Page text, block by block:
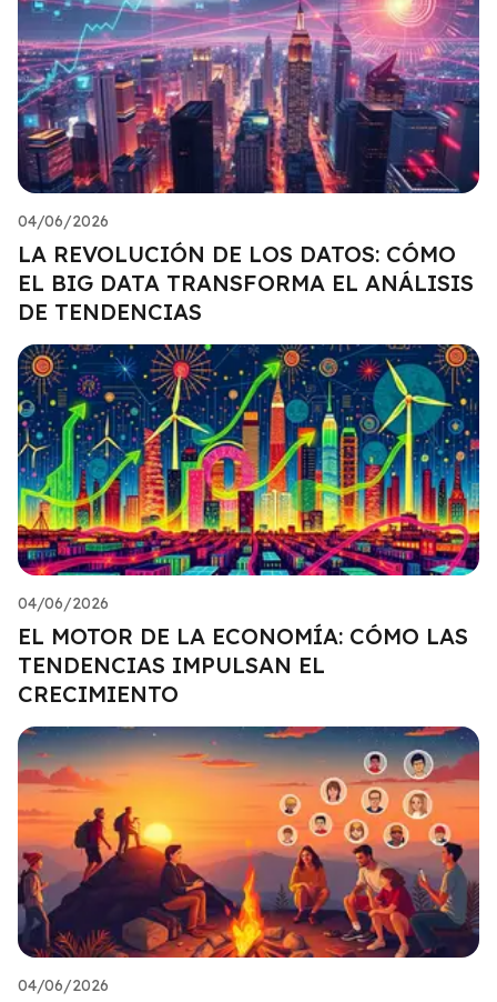
04/06/2026
LA REVOLUCIÓN DE LOS DATOS: CÓMO
EL BIG DATA TRANSFORMA EL ANÁLISIS
DE TENDENCIAS
04/06/2026
EL MOTOR DE LA ECONOMÍA: CÓMO LAS
TENDENCIAS IMPULSAN EL
CRECIMIENTO
04/06/2026